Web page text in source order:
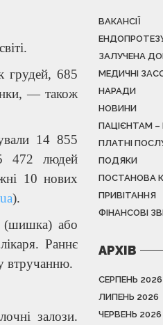
грудей, 685
— також
14 855
472 людей
10 нових
).
(шишка) або
Раннє
втручанню.
залози.
ВАКАНСІЇ
ЗАЛУЧЕНА
МЕДИЧНІ
НАРАДИ
НОВИНИ
ПАЦІЄНТАМ
ПЛАТНІ
ПОДЯКИ
ПОСТАНОВА
ПРИВІТАННЯ
ФІНАНСОВІ
АРХІВ
СЕРПЕНЬ 2026
ЛИПЕНЬ 2026
ЧЕРВЕНЬ 2026